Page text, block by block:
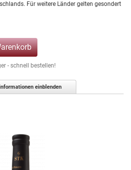
Für weitere Länder gelten gesondert
- schnell bestellen!
einblenden